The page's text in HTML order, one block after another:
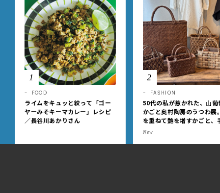
1
FOOD
ライムをキュッと絞って「ゴー
ヤーみそキーマカレー」レシピ
／長谷川あかりさん
2
FASHION
50代の私が惹かれた、山葡
かごと奥村陶房のうつわ展
を重ねて艶を増すかごと、
事の美しさに出会いました
New